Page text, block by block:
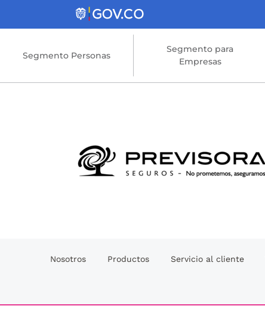
Saltar al contenido principal
Segmento Personas
Segmento para
Empresas
Nosotros Productos Servicio al cliente